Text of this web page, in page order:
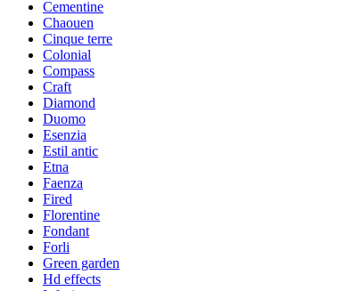
Cementine
Chaouen
Cinque terre
Colonial
Compass
Craft
Diamond
Duomo
Esenzia
Estil antic
Etna
Faenza
Fired
Florentine
Fondant
Forli
Green garden
Hd effects